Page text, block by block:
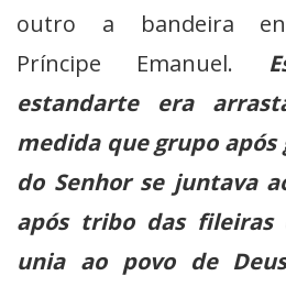
outro a bandeira
Príncipe Emanuel.
estandarte era
medida que grupo
do Senhor se juntava
após tribo das fileiras
unia ao povo de